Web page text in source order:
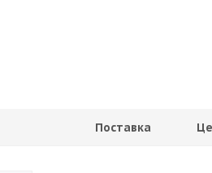
Поставка